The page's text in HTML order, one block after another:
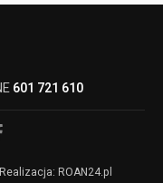
601 721 610
ROAN24.pl